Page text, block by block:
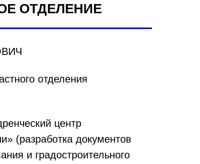
ОТДЕЛЕНИЕ
отделения
центр
(разработка документов
и градостроительного